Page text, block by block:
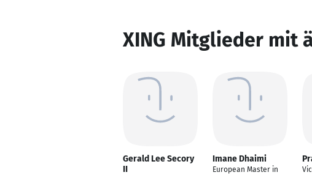
XING Mitglieder mit
Gerald Lee Secory
II
Imane Dhaimi
European Master in